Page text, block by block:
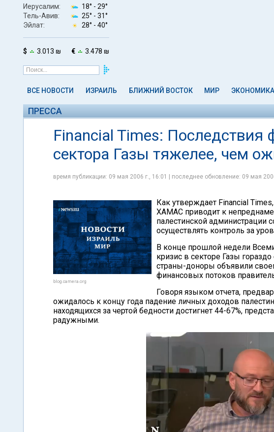
Иерусалим: 18° - 29°
Тель-Авив:
25° - 31°
Эйлат:
28° - 40°
$ 3.013 ₪ € 3.478 ₪
ВСЕ НОВОСТИ ИЗРАИЛЬ БЛИЖНИЙ ВОСТОК МИР ЭКОНОМИКА
ПРЕССА
Financial Times: Последствия
сектора Газы тяжелее, чем
время публикации: 09 мая 2006 г., 16:01 | последнее обновление: 09 мая
blog.camera.org
Как утверждает Financial
ХАМАС приводит к
палестинской администрации
осуществлять контроль за
В конце прошлой недели
кризис в секторе Газы
страны-доноры объявили
финансовых потоков
Говоря языком отчета,
ожидалось к концу года падение личных доходов
находящихся за чертой бедности достигнет 44-67%,
радужными.